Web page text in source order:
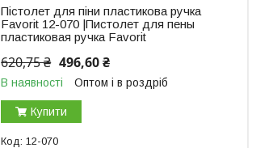
Пістолет для піни пластикова ручка
Favorit 12-070 |Пистолет для пены
пластиковая ручка Favorit
620,75 ₴ 496,60 ₴
В наявності Оптом і в роздріб
Купити
12-070